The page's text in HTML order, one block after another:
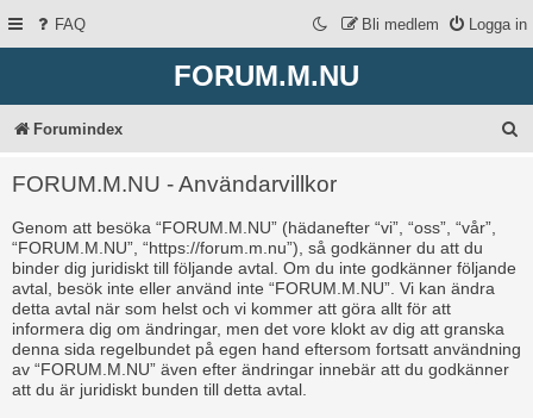
FAQ Logga in
Bli medlem
FORUM.M.NU
Forumindex
FORUM.M.NU - Användarvillkor
Genom att besöka “FORUM.M.NU” (hädanefter “vi”, “oss”, “vår”,
“FORUM.M.NU”, “https://forum.m.nu”), så godkänner du att du
binder dig juridiskt till följande avtal. Om du inte godkänner följande
avtal, besök inte eller använd inte “FORUM.M.NU”. Vi kan ändra
detta avtal när som helst och vi kommer att göra allt för att
informera dig om ändringar, men det vore klokt av dig att granska
denna sida regelbundet på egen hand eftersom fortsatt användning
av “FORUM.M.NU” även efter ändringar innebär att du godkänner
att du är juridiskt bunden till detta avtal.